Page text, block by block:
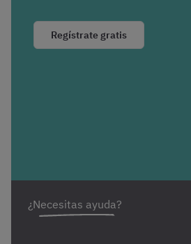
Regístrate gratis
¿Necesitas ayuda?